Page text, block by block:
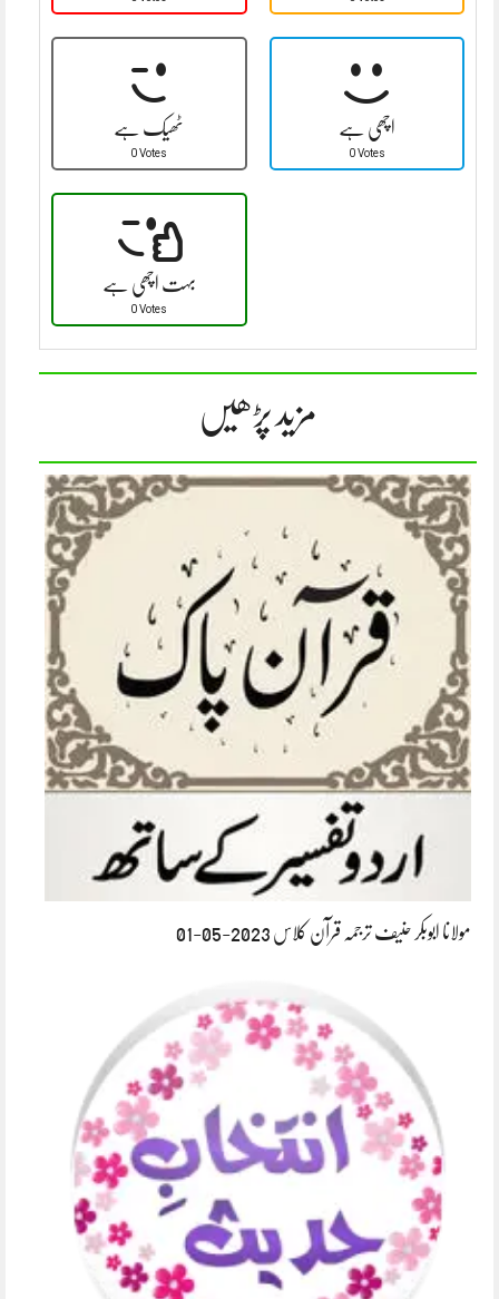
ٹھیک ہے
0 Votes
اچھی ہے
0 Votes
بہت اچھی ہے
0 Votes
مزید پڑھیں
مولانا ابوبکر حنیف ترجمہ قرآن کلاس 2023-05-01